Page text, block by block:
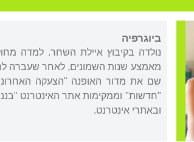
ביוגרפיה
נולדה בקיבוץ איילת השחר. למדה
מאמצע שנות השמונים, לאחר שעברה
"חדשות" וממקימות אתר האינטרנט
ובאתרי אינטרנט.